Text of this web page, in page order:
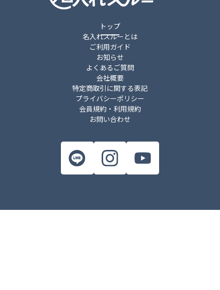
トップ
名入れスルーとは
ご利用ガイド
お知らせ
よくあるご質問
会社概要
特定商取引に関する表記
プライバシーポリシー
会員規約・利用規約
お問い合わせ